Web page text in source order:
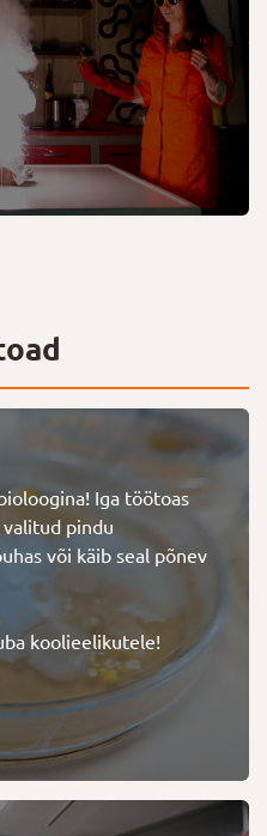
Iga töötoas
valitud pindu
või käib seal põnev
koolieelikutele!